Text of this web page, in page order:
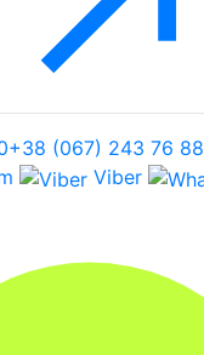
+38 (067) 243 76 88
Viber